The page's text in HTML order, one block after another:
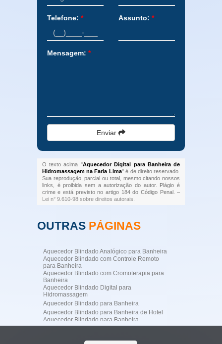
Telefone: * Assunto: *
Mensagem: *
Enviar
O texto acima "Aquecedor Digital para Banheira de
Hidromassagem na Faria Lima" é de direito reservado.
Sua reprodução, parcial ou total, mesmo citando nossos
links, é proibida sem a autorização do autor. Plágio é
crime e está previsto no artigo 184 do Código Penal. –
Lei n° 9.610-98 sobre direitos autorais
OUTRAS PÁGINAS
Aquecedor Blindado Analógico para Banheira
Aquecedor Blindado com Controle Remoto
para Banheira
Aquecedor Blindado com Cromoterapia para
Banheira
Aquecedor Blindado Digital para
Hidromassagem
Aquecedor Blindado para Banheira
Aquecedor Blindado para Banheira de Hotel
Aquecedor Blindado para Banheira
Profissional
Residencial de Luxo